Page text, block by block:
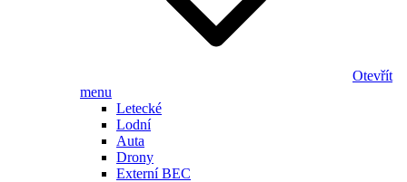
Otevřít
menu
Letecké
Lodní
Auta
Drony
Externí BEC